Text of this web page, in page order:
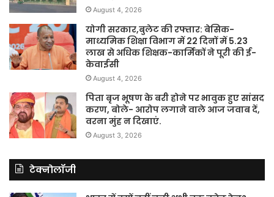
August 4, 2026
योगी सरकार,बुलेट की रफ्तार: बेसिक-
माध्यमिक शिक्षा विभाग में 22 दिनों में 5.23
लाख से अधिक शिक्षक-कार्मिकों ने पूरी की ई-
केवाईसी
August 4, 2026
पिता बृज भूषण के बरी होने पर भावुक हुए सांसद
करण, बोले- आरोप लगाने वाले आज जवाब दें,
वरना मुंह न दिखाएं.
August 3, 2026
टेक्नोलॉजी